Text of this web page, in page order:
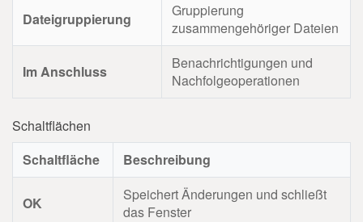
Dateigruppierung
Gruppierung
zusammengehöriger Dateien
Im Anschluss
Benachrichtigungen und
Nachfolgeoperationen
Schaltflächen
Schaltfläche
Beschreibung
OK
Speichert Änderungen und schließt
das Fenster